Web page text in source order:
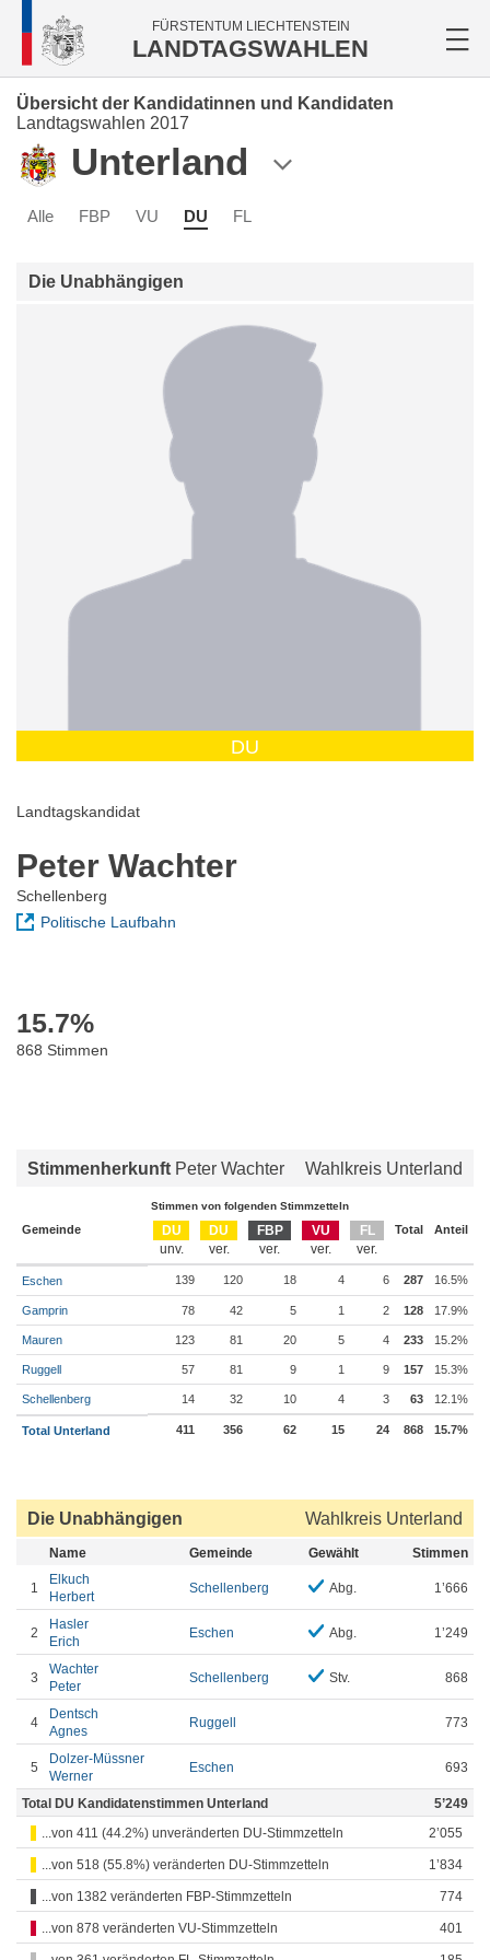
FÜRSTENTUM LIECHTENSTEIN
LANDTAGSWAHLEN
Übersicht der Kandidatinnen und Kandidaten
Landtagswahlen 2017
Unterland
Alle FBP VU DU FL
Die Unabhängigen
DU
Landtagskandidat
Peter Wachter
Schellenberg
Politische Laufbahn
15.7%
868 Stimmen
Stimmenherkunft Peter Wachter Wahlkreis Unterland
Stimmen von folgenden Stimmzetteln
Gemeinde DU DU FBP VU FL Total Anteil
Eschen 139 120 18 4 6 287 16.5%
Gamprin 78 42 5 1 2 128 17.9%
Mauren 123 81 20 5 4 233 15.2%
Ruggell 57 81 9 1 9 157 15.3%
Schellenberg 14 32 10 4 3 63 12.1%
Total Unterland 411 356 62 15 24 868 15.7%
Die Unabhängigen Wahlkreis Unterland
Name Gemeinde Gewählt Stimmen
1
Elkuch
Herbert
Schellenberg Abg. 1’666
2
Hasler
Erich
Eschen Abg. 1’249
3
Wachter
Peter
Schellenberg Stv. 868
4
Dentsch
Agnes
Ruggell 773
5
Dolzer-Müssner
Werner
Eschen 693
Total DU Kandidatenstimmen Unterland
5’249
...von 411 (44.2%) unveränderten DU-Stimmzetteln
2’055
...von 518 (55.8%) veränderten DU-Stimmzetteln 1’834
...von 1382 veränderten FBP-Stimmzetteln 774
...von 878 veränderten VU-Stimmzetteln 401